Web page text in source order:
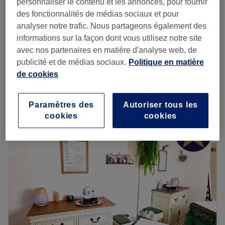
Shampoing et brushing
30 min - 55 min
à partir de18 €
Économisez jusqu'à 10%
Homme - Shampoing et
coupe
30 min - 1 h 30 min
à partir de19 €
Économisez jusqu'à 5%
Je veux en savoir plus
Lundi 10:00–18:00
10:00–18:00
Mercredi
10:00–18:00
Jeudi
10:00–18:00
10:00
18:00
10:00
18:00
10:00 –18:00
✨ Maison JAYA est un salon de coiffure à Montpellier,
situé à deux pas du centre-ville, dans le quartier Les
personnaliser le contenu et les annonces, pour fournir
des fonctionnalités de médias sociaux et pour
analyser notre trafic. Nous partageons également des
informations sur la façon dont vous utilisez notre site
avec nos partenaires en matière d'analyse web, de
publicité et de médias sociaux. Politique en matière
de cookies
Autoriser tous les
cookies
Paramètres des
cookies